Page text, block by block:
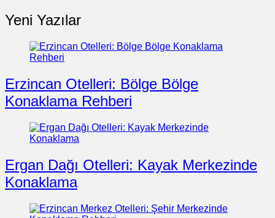
Yeni Yazılar
Erzincan Otelleri: Bölge Bölge
Konaklama Rehberi
Ergan Dağı Otelleri: Kayak Merkezinde
Konaklama